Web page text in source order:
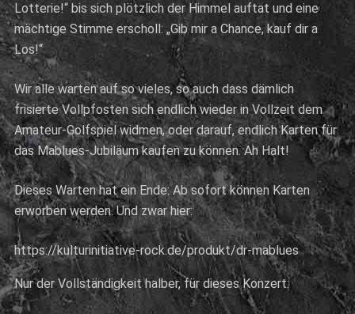
Lotterie!“ bis sich plötzlich der Himmel auftat und eine
mächtige Stimme erscholl: „Gib mir a Chance, kauf dir a
Los!“
Wir alle warten auf so vieles, so auch dass dämlich
frisierte Vollpfosten sich endlich wieder in Vollzeit dem
Amateur-Golfspiel widmen, oder darauf, endlich Karten für
das Mablues-Jubiläum kaufen zu können. Ah Halt!
Dieses Warten hat ein Ende: Ab sofort können Karten
erworben werden. Und zwar hier:
https://kulturinitiative-rock.de/produkt/dr-mablues
Nur der Vollständigkeit halber, für dieses Konzert: